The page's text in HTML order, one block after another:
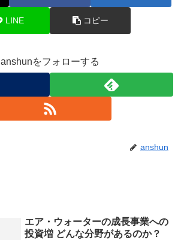
LINE コピー
anshunをフォローする
anshun
エア・ウォーターの成長事業への
投資増 どんな分野があるのか？